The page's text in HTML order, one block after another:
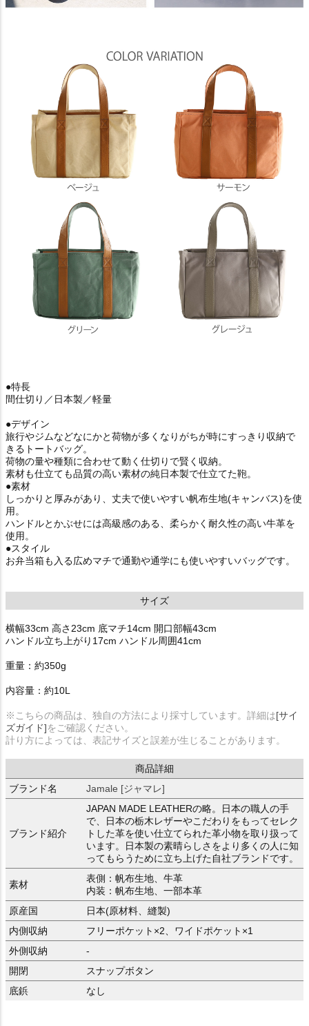
●特長
間仕切り／日本製／軽量
●デザイン
旅行やジムなどなにかと荷物が多くなりがちが時にすっきり収納で
きるトートバッグ。
荷物の量や種類に合わせて動く仕切りで賢く収納。
素材も仕立ても品質の高い素材の純日本製で仕立てた鞄。
●素材
しっかりと厚みがあり、丈夫で使いやすい帆布生地(キャンバス)を使
用。
ハンドルとかぶせには高級感のある、柔らかく耐久性の高い牛革を
使用。
●スタイル
お弁当箱も入る広めマチで通勤や通学にも使いやすいバッグです。
サイズ
横幅33cm 高さ23cm 底マチ14cm 開口部幅43cm
ハンドル立ち上がり17cm ハンドル周囲41cm
重量：約350g
内容量：約10L
※こちらの商品は、独自の方法により採寸しています。詳細は[サイ
ズガイド]をご確認ください。
計り方によっては、表記サイズと誤差が生じることがあります。
商品詳細
ブランド名
Jamale [ジャマレ]
ブランド紹介
JAPAN MADE LEATHERの略。日本の職人の手
で、日本の栃木レザーやこだわりをもってセレク
トした革を使い仕立てられた革小物を取り扱って
います。日本製の素晴らしさをより多くの人に知
ってもらうために立ち上げた自社ブランドです。
素材
表側：帆布生地、牛革
内装：帆布生地、一部本革
原産国
日本(原材料、縫製)
内側収納
フリーポケット×2、ワイドポケット×1
外側収納
-
開閉
スナップボタン
底鋲
なし